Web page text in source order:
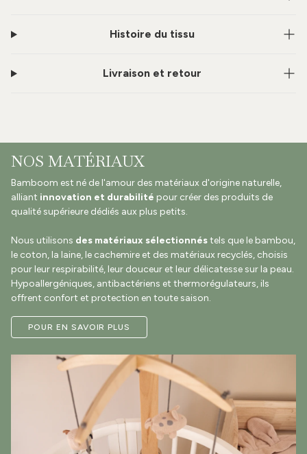
Histoire du tissu
Livraison et retour
NOS MATÉRIAUX
Bamboom est né de l'amour des matériaux d'origine naturelle,
alliant innovation et durabilité pour créer des produits de
qualité supérieure dédiés aux plus petits.
Nous utilisons des matériaux sélectionnéstels que le bambou,
le coton, la laine, le cachemire et des matériaux recyclés, choisis
pour leur respirabilité, leur douceur et leur délicatesse sur la peau.
Hypoallergéniques, antibactériens et thermorégulateurs, ils
offrent confort et protection en toute saison.
POUR EN SAVOIR PLUS